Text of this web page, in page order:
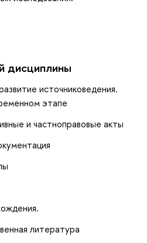
дисциплины
источниковедения.
этапе
и частноправовые акты
литература